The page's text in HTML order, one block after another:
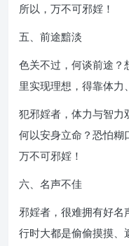
所以，万不可邪婬！
五、前途黯淡
色关不过，何谈前途？
里实现理想，得靠体力
犯邪婬者，体力与智力
何以安身立命？恐怕糊
万不可邪婬！
六、名声不佳
邪婬者，很难拥有好名
行时大都是偷偷摸摸、